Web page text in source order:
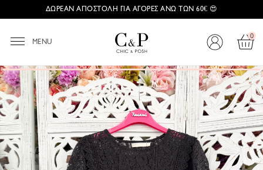
ΔΩΡΕΑΝ ΑΠΟΣΤΟΛΗ ΓΙΑ ΑΓΟΡΕΣ ΑΝΩ ΤΩΝ 60€ 😍
MENU
0